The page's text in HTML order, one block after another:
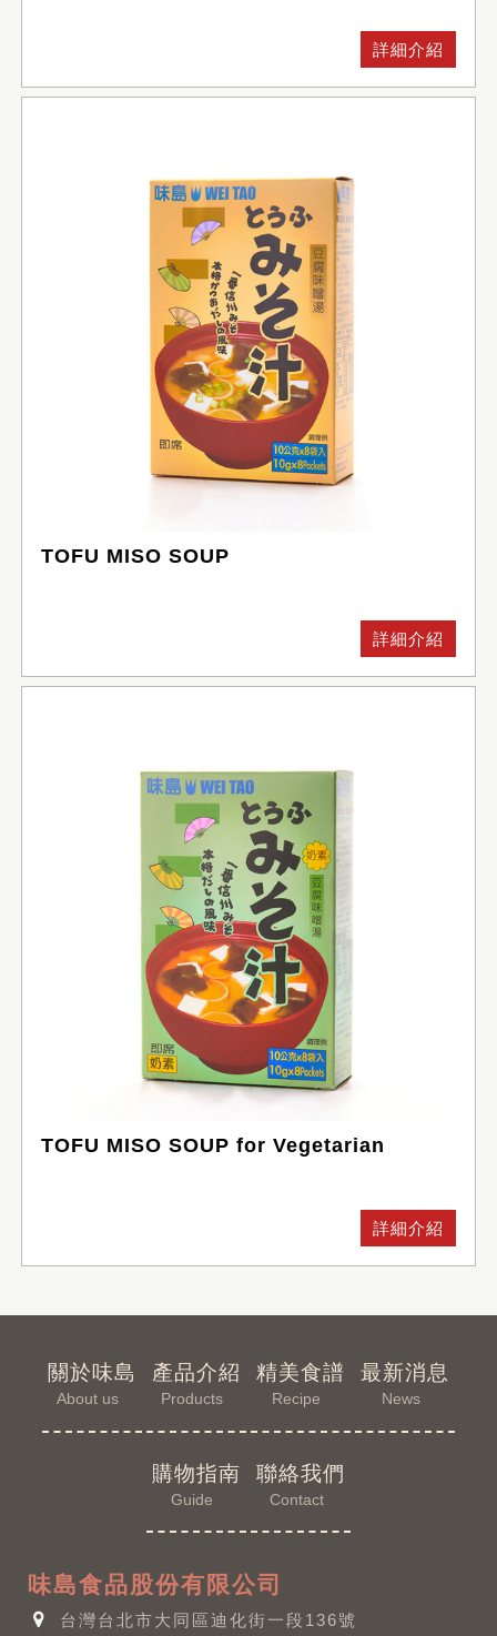
詳細介紹
TOFU MISO SOUP
詳細介紹
TOFU MISO SOUP for Vegetarian
詳細介紹
關於味島
About us
產品介紹
Products
精美食譜
Recipe
最新消息
News
購物指南
Guide
聯絡我們
Contact
味島食品股份有限公司
台灣台北市大同區迪化街一段136號